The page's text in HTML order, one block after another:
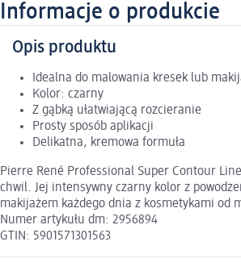
Informacje o produkcie
Opis produktu
Idealna do malowania kresek lub
Kolor: czarny
Z gąbką ułatwiającą rozcieranie
Prosty sposób aplikacji
Delikatna, kremowa formuła
Pierre René Professional Super Contour
chwil. Jej intensywny czarny kolor z
makijażem każdego dnia z kosmetykami od
Numer artykułu dm: 2956894
GTIN: 5901571301563